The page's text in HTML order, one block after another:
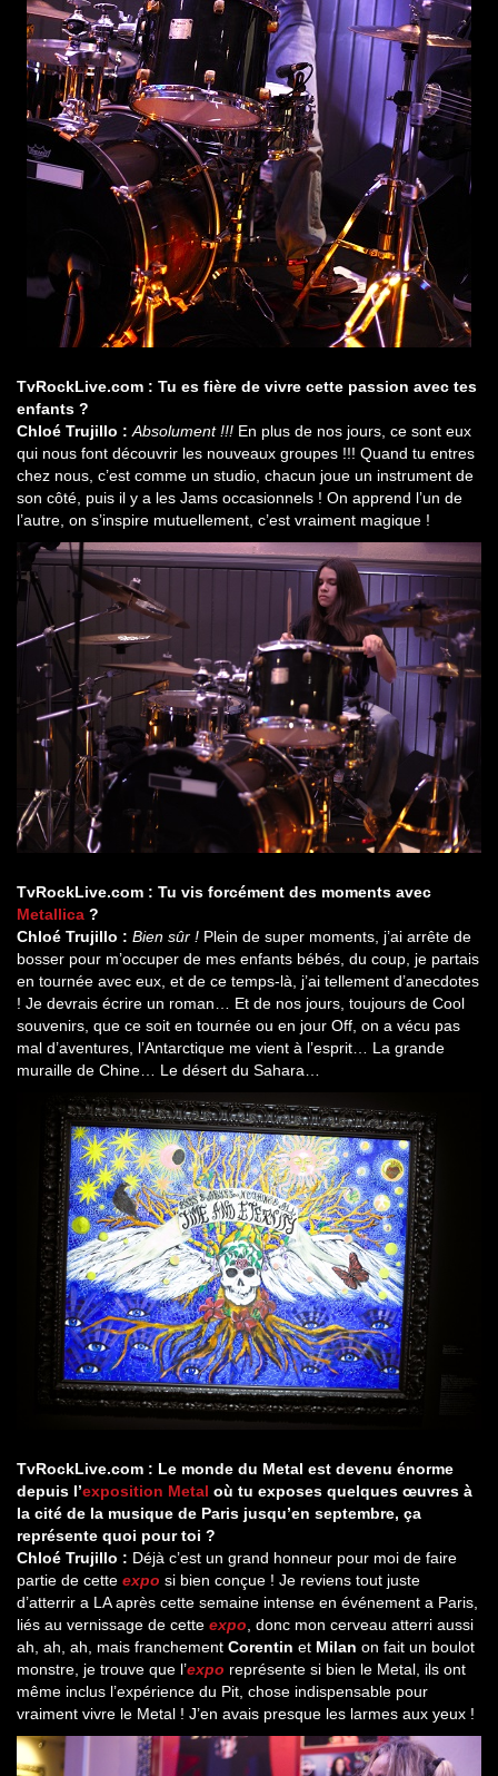
TvRockLive.com : Tu es fière de vivre cette passion avec tes
enfants ?
Chloé Trujillo : Absolument !!! En plus de nos jours, ce sont eux
qui nous font découvrir les nouveaux groupes !!! Quand tu entres
chez nous, c’est comme un studio, chacun joue un instrument de
son côté, puis il y a les Jams occasionnels ! On apprend l’un de
l’autre, on s’inspire mutuellement, c’est vraiment magique !
TvRockLive.com : Tu vis forcément des moments avec
Metallica ?
Chloé Trujillo : Bien sûr ! Plein de super moments, j’ai arrête de
bosser pour m’occuper de mes enfants bébés, du coup, je partais
en tournée avec eux, et de ce temps-là, j’ai tellement d’anecdotes
! Je devrais écrire un roman… Et de nos jours, toujours de Cool
souvenirs, que ce soit en tournée ou en jour Off, on a vécu pas
mal d’aventures, l’Antarctique me vient à l’esprit… La grande
muraille de Chine… Le désert du Sahara…
TvRockLive.com : Le monde du Metal est devenu énorme
depuis l’exposition Metal où tu exposes quelques œuvres à
la cité de la musique de Paris jusqu’en septembre, ça
représente quoi pour toi ?
Chloé Trujillo : Déjà c’est un grand honneur pour moi de faire
partie de cette expo si bien conçue ! Je reviens tout juste
d’atterrir a LA après cette semaine intense en événement a Paris,
liés au vernissage de cette expo , donc mon cerveau atterri aussi
ah, ah, ah, mais franchement Corentin et Milan on fait un boulot
monstre, je trouve que l’expo représente si bien le Metal, ils ont
même inclus l’expérience du Pit, chose indispensable pour
vraiment vivre le Metal ! J’en avais presque les larmes aux yeux !